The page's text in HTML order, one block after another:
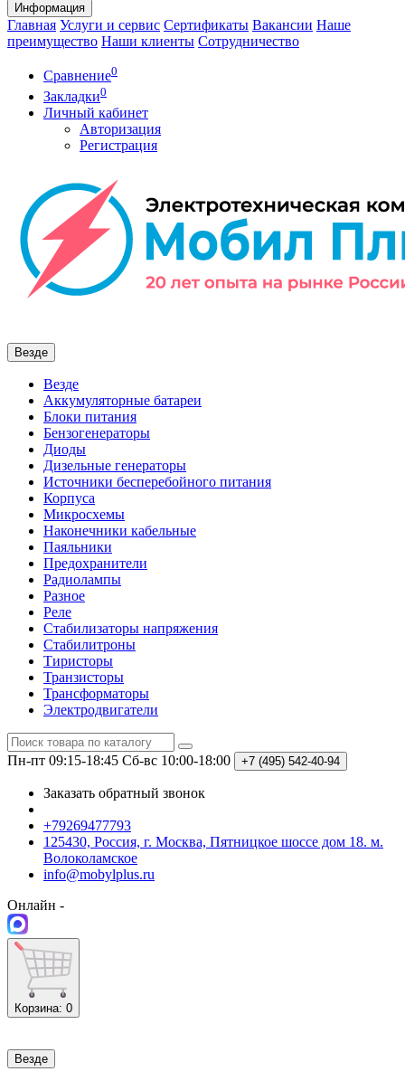
Информация
Главная Услуги и сервис Сертификаты Вакансии Наше
преимущество Наши клиенты Сотрудничество
Сравнение0
Закладки0
Личный кабинет
Авторизация
Регистрация
Везде
Везде
Аккумуляторные батареи
Блоки питания
Бензогенераторы
Диоды
Дизельные генераторы
Источники бесперебойного питания
Корпуса
Микросхемы
Наконечники кабельные
Паяльники
Предохранители
Радиолампы
Разное
Реле
Стабилизаторы напряжения
Стабилитроны
Тиристоры
Транзисторы
Трансформаторы
Электродвигатели
Пн-пт 09:15-18:45 Сб-вс 10:00-18:00 +7 (495) 542-40-94
Заказать обратный звонок
+79269477793
125430, Россия, г. Москва, Пятницкое шоссе дом 18. м.
Волоколамское
info@mobylplus.ru
Онлайн -
Корзина: 0
Везде